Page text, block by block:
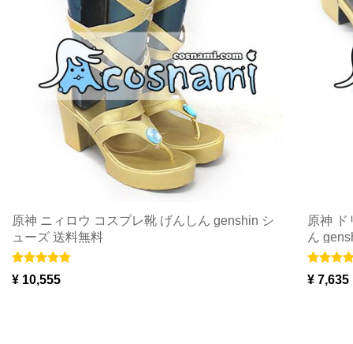
原神 ニィロウ コスプレ靴 げんしん genshin シ
ューズ 送料無料
¥ 10,555
原神 ド
ん
¥ 7,635